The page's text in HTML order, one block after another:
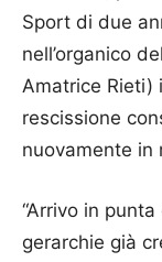
Sport di due
nell’organico
Amatrice Rieti)
rescissione
nuovamente in
“Arrivo in
gerarchie già